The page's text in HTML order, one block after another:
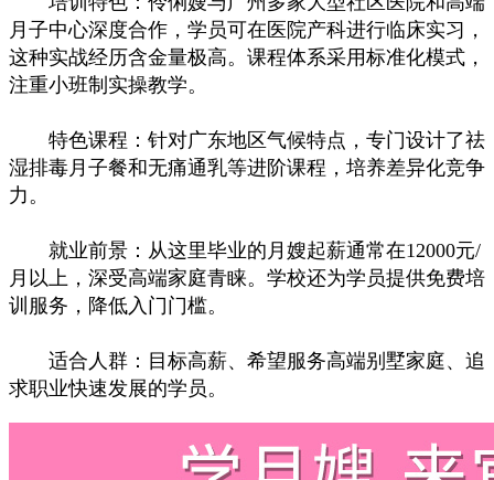
月子中心深度合作，学员可在医院产科进行临床实习，
这种实战经历含金量极高。课程体系采用标准化模式，
注重小班制实操教学。
特色课程：针对广东地区气候特点，专门设计了祛
湿排毒月子餐和无痛通乳等进阶课程，培养差异化竞争
力。
就业前景：从这里毕业的月嫂起薪通常在12000元/
月以上，深受高端家庭青睐。学校还为学员提供免费培
训服务，降低入门门槛。
适合人群：目标高薪、希望服务高端别墅家庭、追
求职业快速发展的学员。